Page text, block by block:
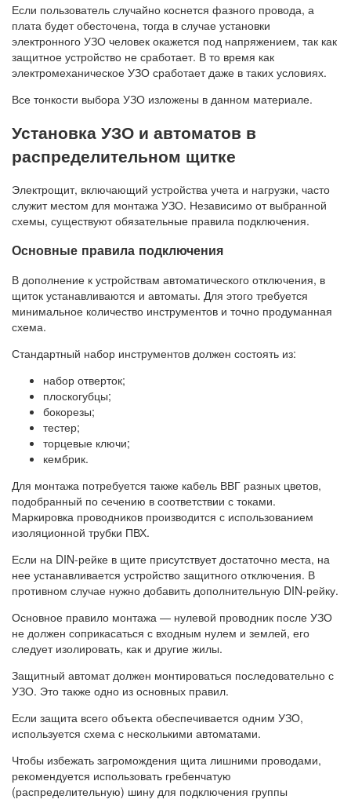
Если пользователь случайно коснется фазного провода, а
плата будет обесточена, тогда в случае установки
электронного УЗО человек окажется под напряжением, так как
защитное устройство не сработает. В то время как
электромеханическое УЗО сработает даже в таких условиях.
Все тонкости выбора УЗО изложены в данном материале.
Установка УЗО и автоматов в
распределительном щитке
Электрощит, включающий устройства учета и нагрузки, часто
служит местом для монтажа УЗО. Независимо от выбранной
схемы, существуют обязательные правила подключения.
Основные правила подключения
В дополнение к устройствам автоматического отключения, в
щиток устанавливаются и автоматы. Для этого требуется
минимальное количество инструментов и точно продуманная
схема.
Стандартный набор инструментов должен состоять из:
набор отверток;
плоскогубцы;
бокорезы;
тестер;
торцевые ключи;
кембрик.
Для монтажа потребуется также кабель ВВГ разных цветов,
подобранный по сечению в соответствии с токами.
Маркировка проводников производится с использованием
изоляционной трубки ПВХ.
Если на DIN-рейке в щите присутствует достаточно места, на
нее устанавливается устройство защитного отключения. В
противном случае нужно добавить дополнительную DIN-рейку.
Основное правило монтажа — нулевой проводник после УЗО
не должен соприкасаться с входным нулем и землей, его
следует изолировать, как и другие жилы.
Защитный автомат должен монтироваться последовательно с
УЗО. Это также одно из основных правил.
Если защита всего объекта обеспечивается одним УЗО,
используется схема с несколькими автоматами.
Чтобы избежать загромождения щита лишними проводами,
рекомендуется использовать гребенчатую
(распределительную) шину для подключения группы